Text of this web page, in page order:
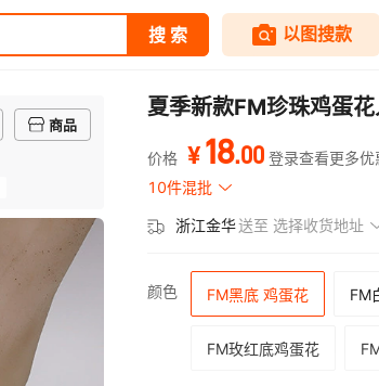
商品
夏季新款FM珍珠鸡蛋
价格 ¥18.00 登录查看更多优
10件混批
浙江金华送至 选择收货地址
颜色 FM黑底 鸡蛋花 FM
FM玫红底鸡蛋花